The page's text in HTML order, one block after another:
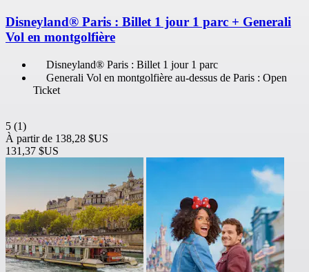
Disneyland® Paris : Billet 1 jour 1 parc + Generali
Vol en montgolfière
Disneyland® Paris : Billet 1 jour 1 parc
Generali Vol en montgolfière au-dessus de Paris : Open
Ticket
5 (1)
À partir de 138,28 $US
131,37 $US